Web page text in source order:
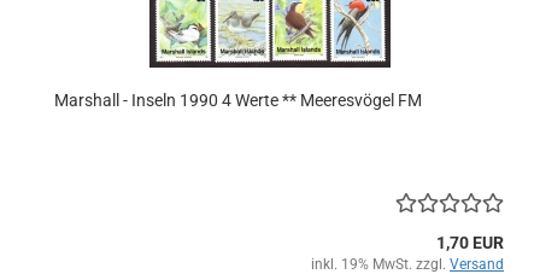
Marshall - Inseln 1990 4 Werte ** Meeresvögel FM
1,70 EUR
inkl. 19% MwSt. zzgl. Versand